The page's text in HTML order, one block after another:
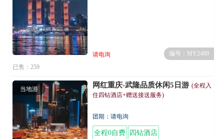
请电询
编号：MY2489
已售：259
当地游 网红重庆-武隆品质休闲5日游 (全程入
住四钻酒店+赠送接送服务)
团期：请电询
全程0自费 四钻酒店